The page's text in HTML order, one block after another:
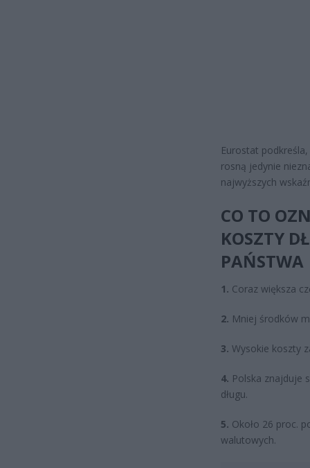
Eurostat
rosną jedynie
najwyższych
CO TO
KOSZTY
PAŃSTWA
1. Coraz większa
2. Mniej środków
3. Wysokie koszty
4. Polska znajduje
długu.
5. Około 26 proc.
walutowych.